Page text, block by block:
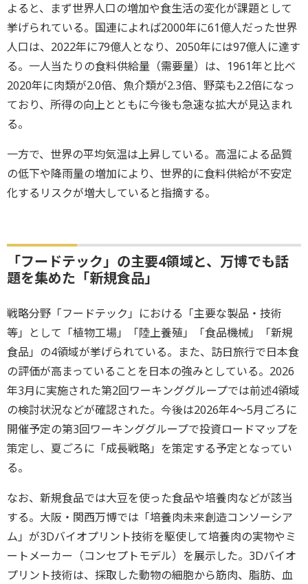
よると、まず世界人口の増加や食生活の変化が課題として
挙げられている。国連によれば2000年に61億人だった世界
人口は、2022年に79億人となり、2050年には97億人に達す
る。一人当たりの食料供給量（需要量）は、1961年と比べ
2020年に肉類が2.0倍、魚介類が2.3倍、野菜も2.2倍になっ
ており、所得の向上とともに今後も急速な拡大が見込まれ
る。
一方で、世界の平均気温は上昇している。高温による品質
の低下や降雨量の増加により、世界的に食料供給が不安定
化するリスクが増大していると指摘する。
「フードテック」の主要4領域と、万博でも話
題を集めた「新規食品」
戦略分野「フードテック」における「主要な製品・技術
等」として「植物工場」「陸上養殖」「食品機械」「新規
食品」の4領域が挙げられている。また、訪日旅行で日本食
の評価が高まっていることを日本の強みとしている。2026
年3月に実施された第2回ワーキンググループでは前述4領域
の検討状況などが確認された。今後は2026年4～5月ごろに
開催予定の第3回ワーキンググループで投資ロードマップを
策定し、夏ごろに「成長戦略」を策定する予定となってい
る。
なお、新規食品では大豆を使った食品や培養肉などが該当
する。大阪・関西万博では「培養肉未来創造コンソーシア
ム」が3Dバイオプリント技術を駆使して培養肉の実物やミ
ートメーカー（コンセプトモデル）を展示した。3Dバイオ
プリント技術は、採取した動物の細胞から筋肉、脂肪、血